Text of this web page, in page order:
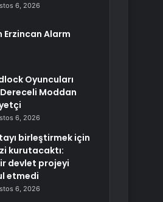
6, 2026
Erzincan Alarm
Oyuncuları
Moddan
6, 2026
birleştirmek için
kurutacaktı:
devlet projeyi
etmedi
6, 2026